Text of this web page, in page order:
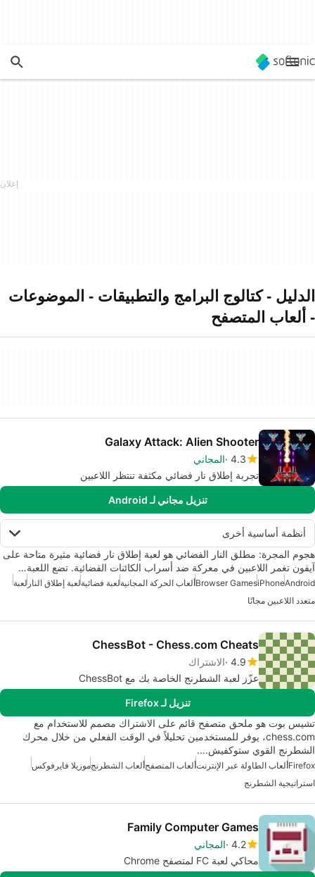
الدليل - كتالوج البرامج والتطبيقات - الموضوعات
- ألعاب المتصفح
Galaxy Attack: Alien Shooter
4.3 المجاني
تجربة إطلاق نار فضائي مكثفة تنتظر اللاعبين
تنزيل مجاني لـ Android
أنظمة أساسية أخرى
هجوم المجرة: مطلق النار الفضائي هو لعبة إطلاق نار فضائية مثيرة متاحة على
آيفون تغمر اللاعبين في معركة ضد أسراب الكائنات الفضائية. تضع اللعبة…
Android
iPhone
Browser Gamesألعاب الحركة المجانيةلعبة فضائيةلعبة إطلاق النار لعبة
متعدد اللاعبين مجانًا
ChessBot - Chess.com Cheats
4.9 الاشتراك
عزّز لعبة الشطرنج الخاصة بك مع ChessBot
تنزيل لـ Firefox
تشيس بوت هو ملحق متصفح قائم على الاشتراك مصمم للاستخدام مع
chess.com، يوفر للمستخدمين تحليلاً في الوقت الفعلي من خلال محرك
الشطرنج القوي ستوكفيش.…
Firefoxألعاب الطاولة عبر الإنترنتألعاب المتصفحألعاب الشطرنجموزيلا فايرفوكس
استراتيجية الشطرنج
Family Computer Games
4.2 المجاني
محاكي لعبة FC لمتصفح Chrome